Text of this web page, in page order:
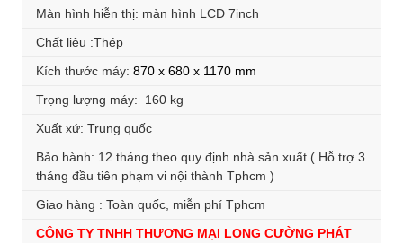
Màn hình hiễn thị: màn hình LCD 7inch
Chất liệu :Thép
Kích thước máy: 870 x 680 x 1170 mm
Trọng lượng máy: 160 kg
Xuất xứ: Trung quốc
Bảo hành: 12 tháng theo quy định nhà sản xuất ( Hỗ trợ 3
tháng đầu tiên phạm vi nội thành Tphcm )
Giao hàng : Toàn quốc, miễn phí Tphcm
CÔNG TY TNHH THƯƠNG MẠI LONG CƯỜNG PHÁT